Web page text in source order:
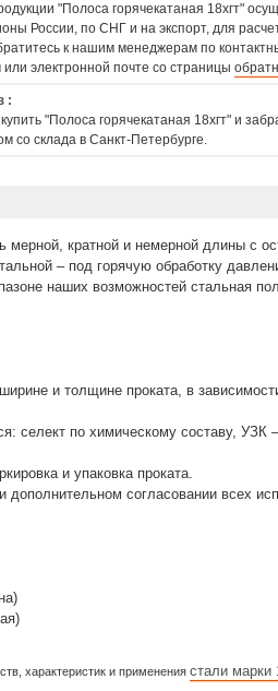
"Полоса горячекатаная 18хгт"
России, по СНГ и на экспорт, для
к нашим менеджерам по
электронной почте со страницы
:
"Полоса горячекатаная 18хгт" и
со склада в Санкт-Петербурге.
мерной, кратной и немерной длины с
– под горячую обработку
наших возможностей стальная
и толщине проката, в
селект по химическому составу, УЗК
и упаковка проката.
согласовании всех
характеристик и применения стали марки